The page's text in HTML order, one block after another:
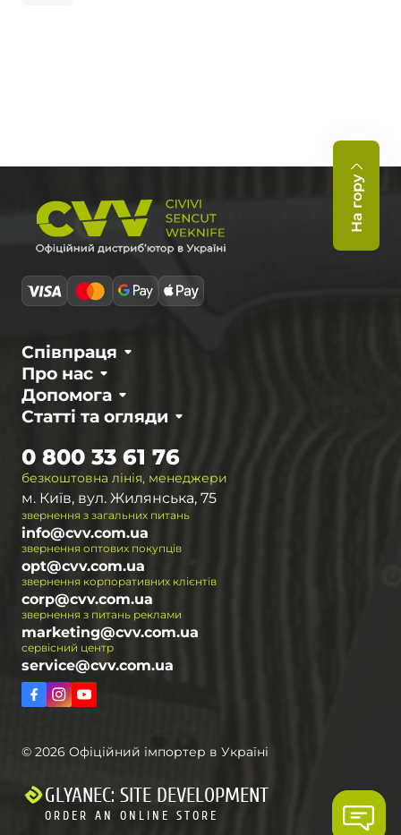
На гору
Про нас
Співпраця
Статті та огляди
Допомога
безкоштовна лінія, менеджери
0 800 33 61 76
м. Київ, вул. Жилянська, 75
звернення з загальних питань
info@cvv.com.ua
звернення оптових покупців
opt@cvv.com.ua
звернення корпоративних клієнтів
corp@cvv.com.ua
звернення з питань реклами
marketing@cvv.com.ua
сервісний центр
service@cvv.com.ua
© 2026 Офіційний імпортер в Україні
GLYANEC: SITE DEVELOPMENT
ORDER AN ONLINE STORE